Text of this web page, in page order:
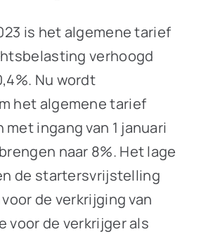
is het algemene tarief
verhoogd
Nu wordt
het algemene tarief
ingang van 1 januari
naar 8%. Het lage
de startersvrijstelling
de verkrijging van
voor de verkrijger als